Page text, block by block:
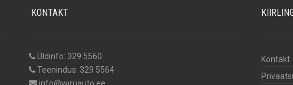
KONTAKT
Üldinfo: 329 5560
Teenindus: 329 5564
Kontakt